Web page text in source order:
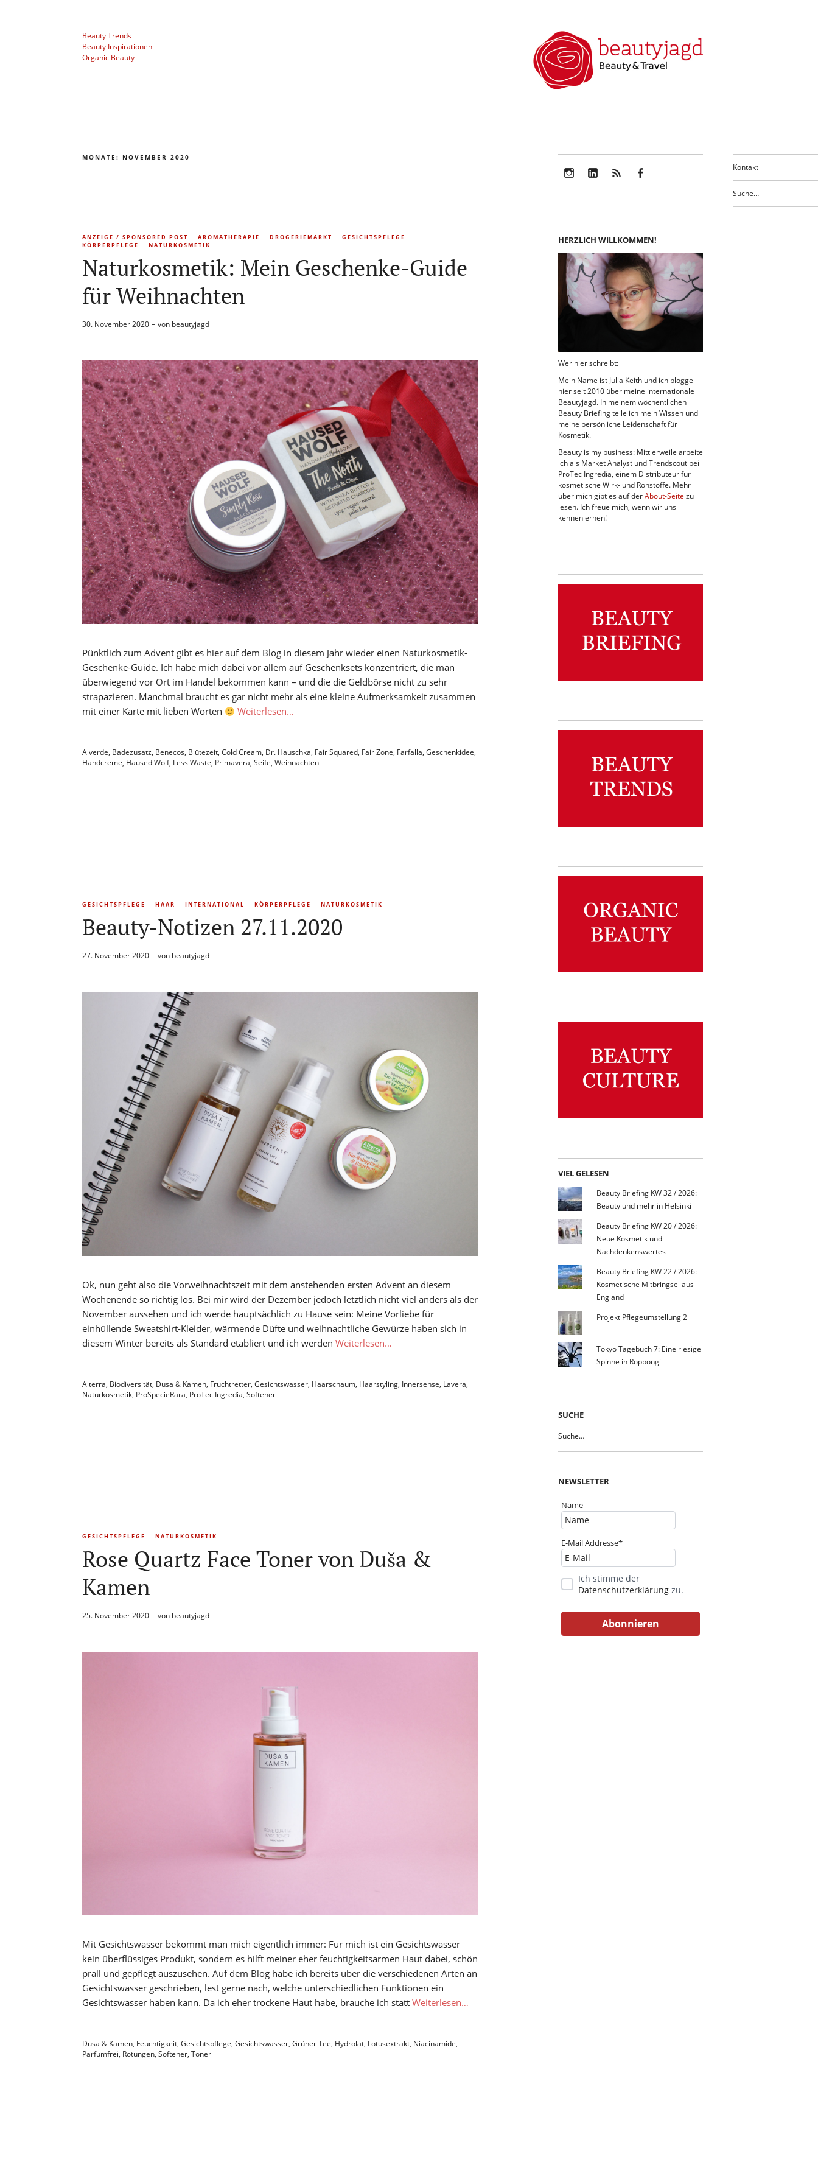
Kontakt
Beauty Trends
Beauty Inspirationen
Organic Beauty
MONATE: NOVEMBER 2020
ANZEIGE / SPONSORED POST AROMATHERAPIE DROGERIEMARKT
GESICHTSPFLEGE
KÖRPERPFLEGE
NATURKOSMETIK
Naturkosmetik: Mein Geschenke-Guide
für Weihnachten
30. November 2020 von beautyjagd
Pünktlich zum Advent gibt es hier auf dem Blog in diesem Jahr wieder einen Naturkosmetik-
Geschenke-Guide. Ich habe mich dabei vor allem auf Geschenksets konzentriert, die man
überwiegend vor Ort im Handel bekommen kann – und die die Geldbörse nicht zu sehr
strapazieren. Manchmal braucht es gar nicht mehr als eine kleine Aufmerksamkeit zusammen
mit einer Karte mit lieben Worten
Weiterlesen…
Alverde, Badezusatz, Benecos, Blütezeit, Cold Cream, Dr. Hauschka, Fair Squared, Fair Zone, Farfalla, Geschenkidee,
Handcreme, Haused Wolf, Less Waste, Primavera, Seife, Weihnachten
GESICHTSPFLEGE HAAR INTERNATIONAL KÖRPERPFLEGE NATURKOSMETIK
Beauty-Notizen 27.11.2020
27. November 2020 von beautyjagd
Ok, nun geht also die Vorweihnachtszeit mit dem anstehenden ersten Advent an diesem
Wochenende so richtig los. Bei mir wird der Dezember jedoch letztlich nicht viel anders als der
November aussehen und ich werde hauptsächlich zu Hause sein: Meine Vorliebe für
einhüllende Sweatshirt-Kleider, wärmende Düfte und weihnachtliche Gewürze haben sich in
diesem Winter bereits als Standard etabliert und ich werden Weiterlesen…
Alterra, Biodiversität, Dusa & Kamen, Fruchtretter, Gesichtswasser, Haarschaum, Haarstyling, Innersense, Lavera,
Naturkosmetik, ProSpecieRara, ProTec Ingredia, Softener
GESICHTSPFLEGE NATURKOSMETIK
Rose Quartz Face Toner von Duša &
Kamen
25. November 2020 von beautyjagd
Mit Gesichtswasser bekommt man mich eigentlich immer: Für mich ist ein Gesichtswasser
kein überflüssiges Produkt, sondern es hilft meiner eher feuchtigkeitsarmen Haut dabei, schön
prall und gepflegt auszusehen. Auf dem Blog habe ich bereits über die verschiedenen Arten an
Gesichtswasser geschrieben, lest gerne nach, welche unterschiedlichen Funktionen ein
Gesichtswasser haben kann. Da ich eher trockene Haut habe, brauche ich statt Weiterlesen…
Dusa & Kamen, Feuchtigkeit, Gesichtspflege, Gesichtswasser, Grüner Tee, Hydrolat, Lotusextrakt, Niacinamide,
Parfümfrei, Rötungen, Softener, Toner
HERZLICH WILLKOMMEN!
Wer hier schreibt:
Mein Name ist Julia Keith und ich blogge
hier seit 2010 über meine internationale
Beautyjagd. In meinem wöchentlichen
Beauty Briefing teile ich mein Wissen und
meine persönliche Leidenschaft für
Kosmetik.
Beauty is my business: Mittlerweile arbeite
ich als Market Analyst und Trendscout bei
ProTec Ingredia, einem Distributeur für
kosmetische Wirk- und Rohstoffe. Mehr
über mich gibt es auf derAbout-Seite zu
lesen. Ich freue mich, wenn wir uns
kennenlernen!
VIEL GELESEN
Beauty Briefing KW 32 / 2026:
Beauty und mehr in Helsinki
Beauty Briefing KW 20 / 2026:
Neue Kosmetik und
Nachdenkenswertes
Beauty Briefing KW 22 / 2026:
Kosmetische Mitbringsel aus
England
Projekt Pflegeumstellung 2
Tokyo Tagebuch 7: Eine riesige
Spinne in Roppongi
SUCHE
NEWSLETTER
Name
E-Mail Addresse*
Ich stimme der
Datenschutzerklärung zu.